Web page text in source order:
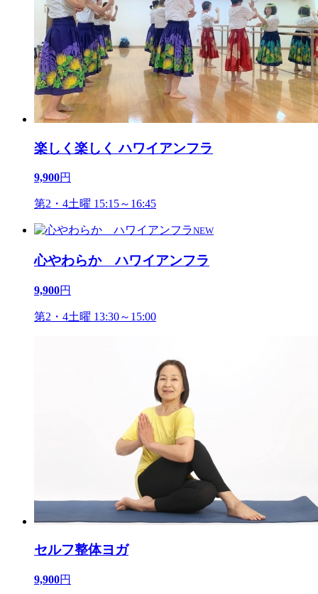
楽しく楽しく ハワイアンフラ
9,900円
第2・4土曜 15:15～16:45
NEW
心やわらか ハワイアンフラ
9,900円
第2・4土曜 13:30～15:00
セルフ整体ヨガ
9,900円